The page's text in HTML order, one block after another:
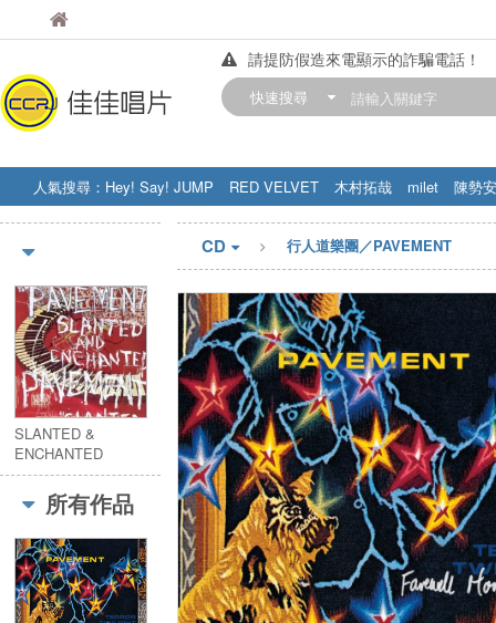
佳佳唱片
請提防假造來電顯示的詐騙電話！
【中華門市營業時間調整公告】
快速搜尋
人氣搜尋： Hey! Say! JUMP RED VELVET 木村拓哉 milet
陳勢安
STRAY KIDS
盧廣仲 周杰伦
SLANTED &
ENCHANTED
所有作品
CD 行人道樂團／PAVEMENT